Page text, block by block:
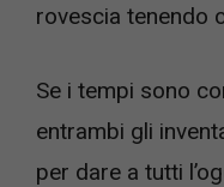
rovescia tenendo
Se i tempi sono
entrambi gli
per dare a tutti